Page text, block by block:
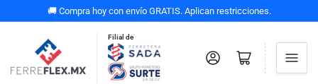
🚚 Compra hoy con envío GRATIS. Aplican restricciones.
Filial de
Iniciar sesiónAbrir carrito pequeño